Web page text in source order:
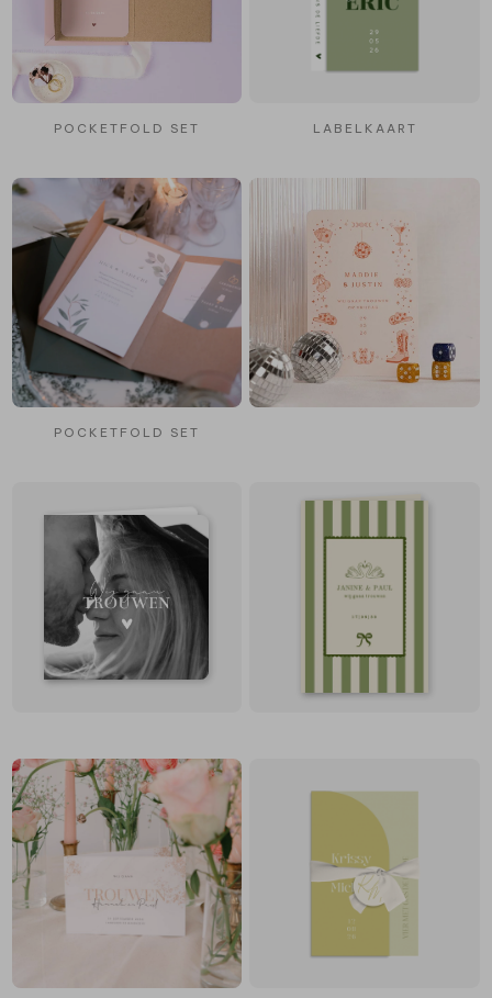
POCKETFOLD SET LABELKAART
POCKETFOLD SET